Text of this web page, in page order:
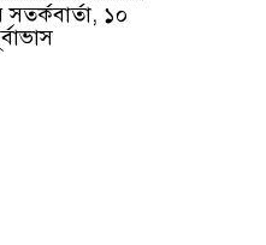
সতর্কবার্তা, ১০